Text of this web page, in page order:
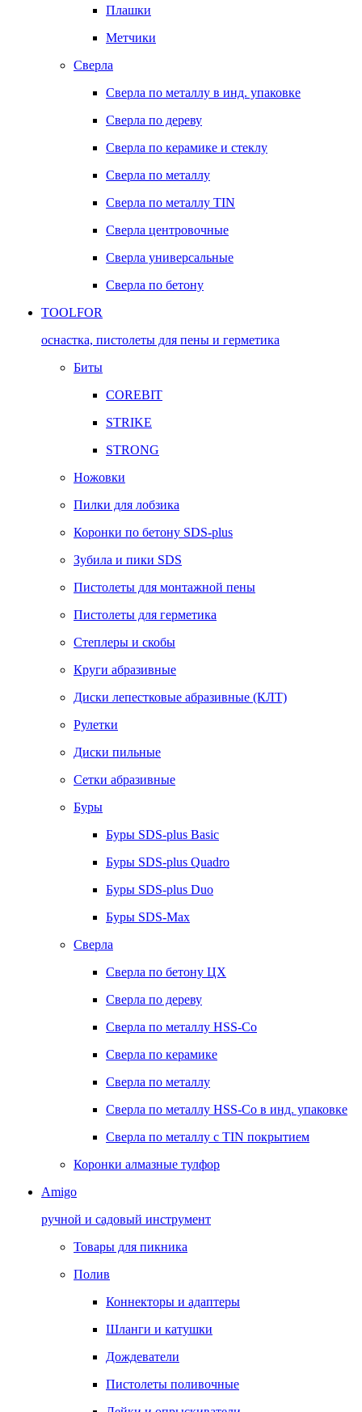
Плашки
Метчики
Сверла
Сверла по металлу в инд. упаковке
Сверла по дереву
Сверла по керамике и стеклу
Сверла по металлу
Сверла по металлу TIN
Сверла центровочные
Сверла универсальные
Сверла по бетону
TOOLFOR
оснастка, пистолеты для пены и герметика
Биты
COREBIT
STRIKE
STRONG
Ножовки
Пилки для лобзика
Коронки по бетону SDS-plus
Зубила и пики SDS
Пистолеты для монтажной пены
Пистолеты для герметика
Степлеры и скобы
Круги абразивные
Диски лепестковые абразивные (КЛТ)
Рулетки
Диски пильные
Сетки абразивные
Буры
Буры SDS-plus Basic
Буры SDS-plus Quadro
Буры SDS-plus Duo
Буры SDS-Max
Сверла
Сверла по бетону ЦХ
Сверла по дереву
Сверла по металлу HSS-Co
Сверла по керамике
Сверла по металлу
Сверла по металлу HSS-Co в инд. упаковке
Сверла по металлу с TIN покрытием
Коронки алмазные тулфор
Amigo
ручной и садовый инструмент
Товары для пикника
Полив
Коннекторы и адаптеры
Шланги и катушки
Дождеватели
Пистолеты поливочные